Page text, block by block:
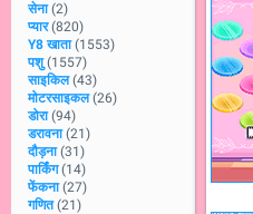
सेना (2)
प्यार (820)
Y8 खाता (1553)
पशु (1557)
साइकिल (43)
मोटरसाइकल (26)
डोरा (94)
डरावना (21)
दौड़ना (31)
पार्किंग (14)
फेंकना (27)
गणित (21)